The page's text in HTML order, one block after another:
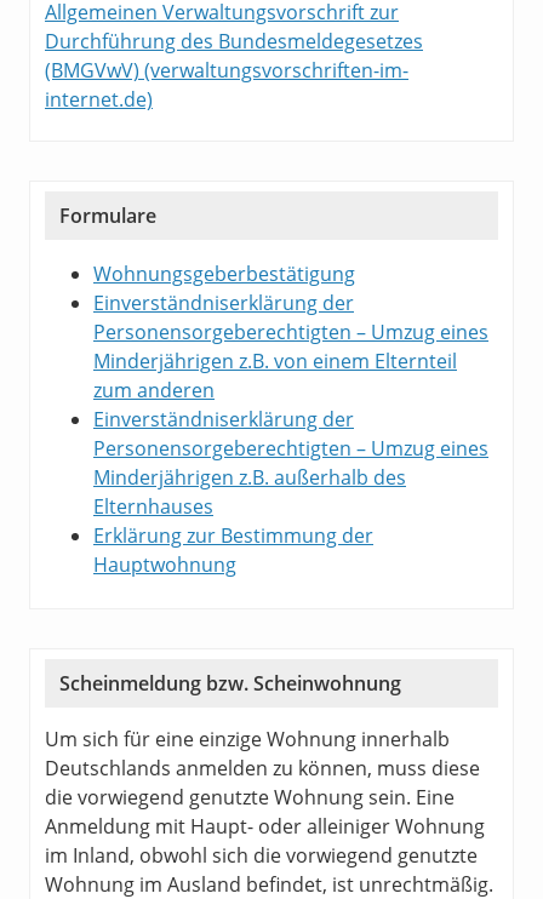
Allgemeinen Verwaltungsvorschrift zur
Durchführung des Bundesmeldegesetzes
(BMGVwV) (verwaltungsvorschriften-im-
internet.de)
Formulare
Wohnungsgeberbestätigung
Einverständniserklärung der
Personensorgeberechtigten – Umzug eines
Minderjährigen z.B. von einem Elternteil
zum anderen
Einverständniserklärung der
Personensorgeberechtigten – Umzug eines
Minderjährigen z.B. außerhalb des
Elternhauses
Erklärung zur Bestimmung der
Hauptwohnung
Scheinmeldung bzw. Scheinwohnung
Um sich für eine einzige Wohnung innerhalb
Deutschlands anmelden zu können, muss diese
die vorwiegend genutzte Wohnung sein. Eine
Anmeldung mit Haupt- oder alleiniger Wohnung
im Inland, obwohl sich die vorwiegend genutzte
Wohnung im Ausland befindet, ist unrechtmäßig.